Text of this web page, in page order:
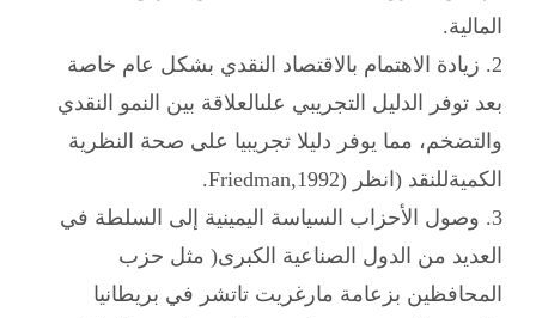
المالية.
2. زيادة الاهتمام بالاقتصاد النقدي بشكل عام خاصة
بعد توفر الدليل التجريبي علىالعلاقة بين النمو النقدي
والتضخم، مما يوفر دليلا تجريبيا على صحة النظرية
الكميةللنقد (انظر (Friedman,1992
.
3. وصول الأحزاب السياسة اليمينية إلى السلطة في
العديد من الدول الصناعية الكبرى( مثل حزب
المحافظين بزعامة مارغريت تاتشر في بريطانيا